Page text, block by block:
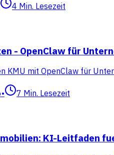
4 Min. Lesezeit
- OpenClaw für
KMU mit OpenClaw für
• 7 Min. Lesezeit
KI-Leitfaden